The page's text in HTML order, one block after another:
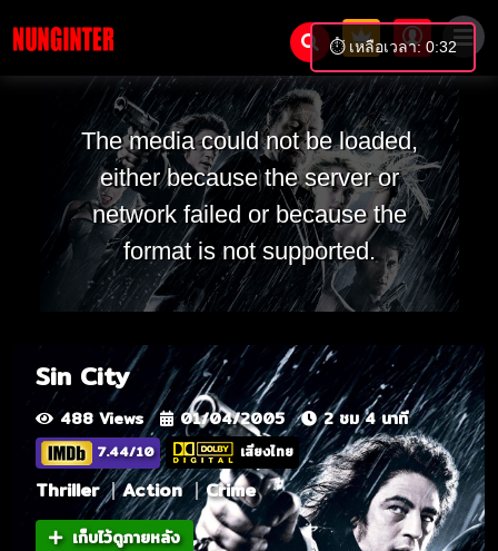
The media could not be loaded,
either because the server or
network failed or because the
format is not supported.
Sin City
488 Views 01/04/2005 2 ชม 4 นาที
7.44/10 เสียงไทย
Thriller Action Crime
เก็บไว้ดูภายหลัง
⏱️ เหลือเวลา: 0:31